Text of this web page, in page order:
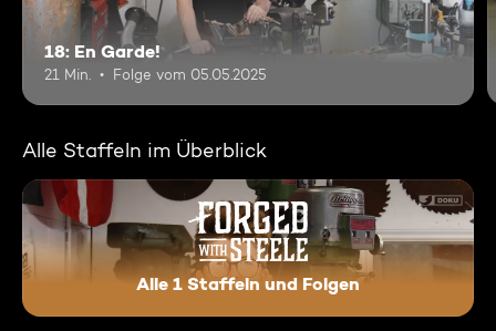
18: En Garde!
21 Min. Folge vom 05.05.2025
Alle Staffeln im Überblick
Alle 1 Staffeln und Folgen